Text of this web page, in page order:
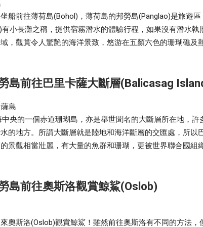
船前往薄荷島(Bohol)，薄荷島的邦勞島(Panglao)是旅遊
小長灘之稱，提供宿霧潛水的體驗行程，如果沒有潛水執
，觀賞令人驚艷的海洋景致，悠游在五顏六色的珊瑚礁及
島前往巴里卡薩大斷層(Balicasag
央的一個赤道珊瑚島，亦是舉世聞名的大斷層所在地，許
的地方。所謂大斷層就是陸地和海洋斷層的交匯處，所以
景觀相當壯麗，有大量的魚群和珊瑚，更被世界聯合國組
島前往奧斯洛觀賞鯨鯊(Oslob)
奧斯洛(Oslob)觀賞鯨鯊！雖然前往奧斯洛有不同的方法，